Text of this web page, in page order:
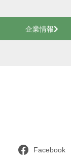
企業情報
Facebook